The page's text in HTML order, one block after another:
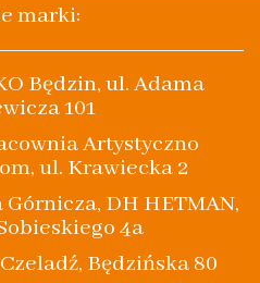
marki:
Będzin, ul. Adama
101
Artystyczno
ul. Krawiecka 2
DH HETMAN,
4a
Będzińska 80